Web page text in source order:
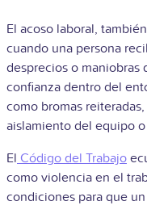
El acoso laboral,
cuando una persona
desprecios o maniobras
confianza dentro del
como bromas
aislamiento del equipo
El Código del Trabajo
como violencia en el
condiciones para que